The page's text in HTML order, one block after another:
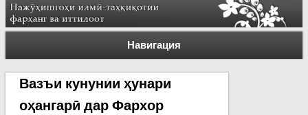
Навигация
Вазъи кунунии ҳунари
оҳангарӣ дар Фархор